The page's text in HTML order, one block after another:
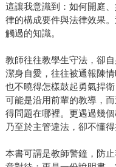
這讓我意識到：如何開庭
律的構成要件與法律效果
觸過的知識。
教師往往教學生守法，卻
潔身自愛，往往被通報陳
也不曉得怎樣鼓起勇氣捍
可能是沿用前輩的教導，
得問題在哪裡。更遇過幾
乃至於主管違法，卻不懂
本書可謂是教師警鐘，防